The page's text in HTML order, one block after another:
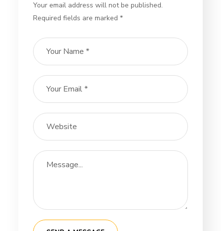
Your email address will not be published.
Required fields are marked *